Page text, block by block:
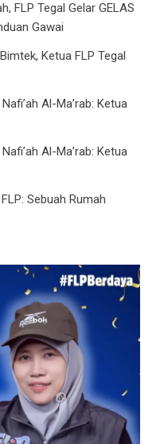
FLP Tegal Gelar GELAS
Gawai
Ketua FLP Tegal
Al-Ma’rab: Ketua
Al-Ma’rab: Ketua
Sebuah Rumah